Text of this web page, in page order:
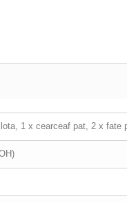
1 x cearceaf pat, 2 x fate